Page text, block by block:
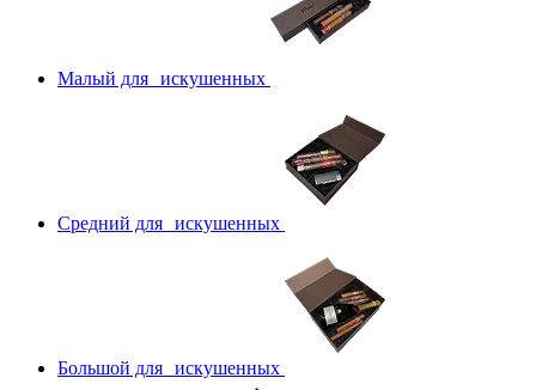
Малый для искушенных
Средний для искушенных
Большой для искушенных